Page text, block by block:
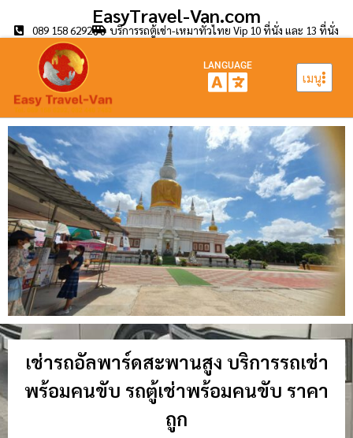
EasyTravel-Van.com
089 158 6292 บริการรถตู้เช่า-เหมาทั่วไทย Vip 10 ที่นั่ง และ 13 ที่นั่ง
เมนู
LANGUAGE
เช่ารถอัลพาร์ดสะพานสูง บริการรถเช่า
พร้อมคนขับ รถตู้เช่าพร้อมคนขับ ราคา
ถูก